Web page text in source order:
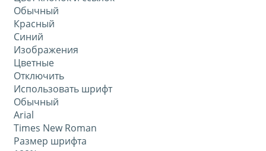
Обычный
Красный
Синий
Изображения
Цветные
Отключить
Использовать шрифт
Обычный
Arial
Times New Roman
Размер шрифта